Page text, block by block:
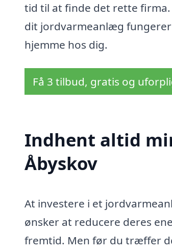
tid til at finde det rette firma.
dit jordvarmeanlæg
hjemme hos dig.
Få 3 tilbud, gratis og
Indhent altid
Åbyskov
At investere i et
ønsker at reducere deres
fremtid. Men før du træffer